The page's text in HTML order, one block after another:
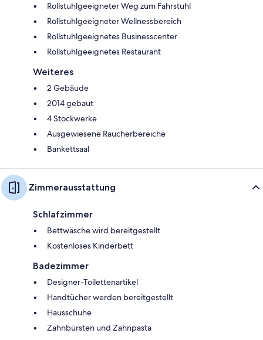
Rollstuhlgeeigneter Weg zum Fahrstuhl
Rollstuhlgeeigneter Wellnessbereich
Rollstuhlgeeignetes Businesscenter
Rollstuhlgeeignetes Restaurant
Weiteres
2 Gebäude
2014 gebaut
4 Stockwerke
Ausgewiesene Raucherbereiche
Bankettsaal
Zimmerausstattung
Schlafzimmer
Bettwäsche wird bereitgestellt
Kostenloses Kinderbett
Badezimmer
Designer-Toilettenartikel
Handtücher werden bereitgestellt
Hausschuhe
Zahnbürsten und Zahnpasta